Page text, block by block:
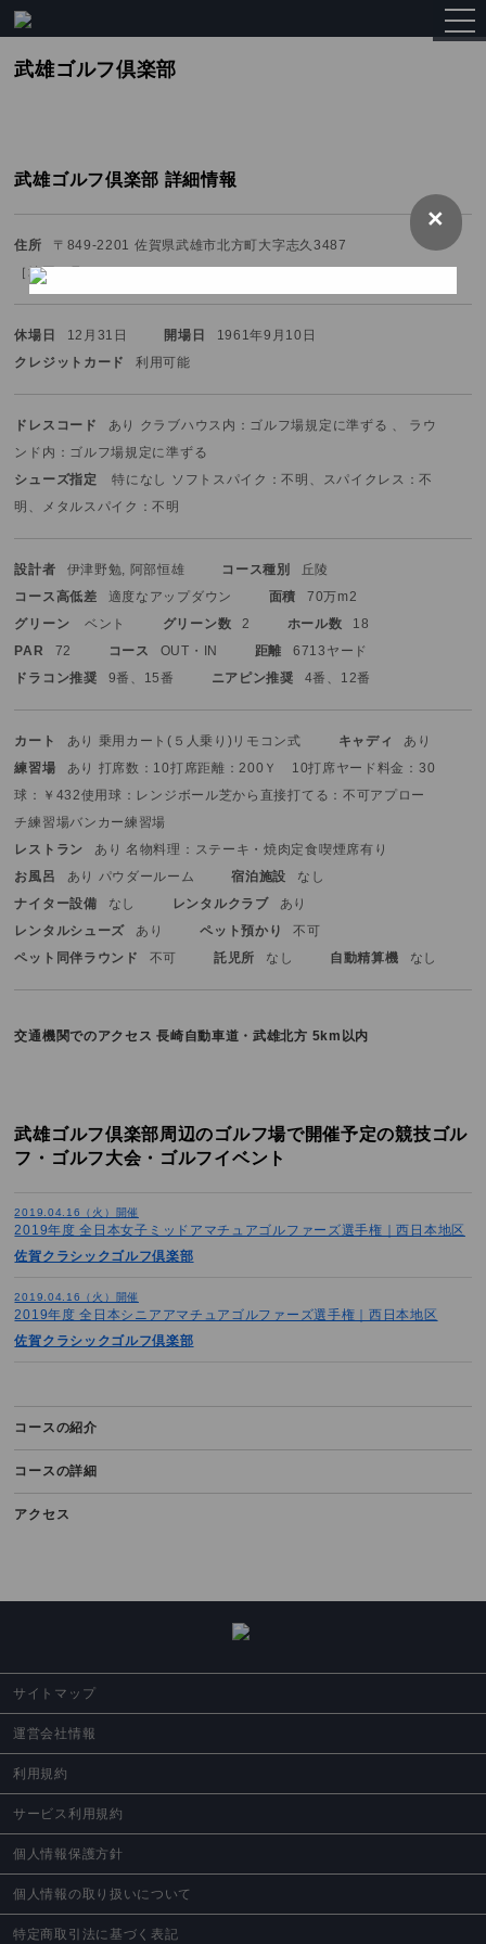
×
武雄ゴルフ倶楽部
武雄ゴルフ倶楽部 詳細情報
住所
〒849-2201 佐賀県武雄市北方町大字志久3487
［地図を見る
休場日 12月31日 開場日
1961年9月10日
クレジットカード
利用可能
ドレスコード
あり クラブハウス内：ゴルフ場規定に準ずる 、 ラウ
ンド内：ゴルフ場規定に準ずる
シューズ指定
特になし ソフトスパイク：不明、スパイクレス：不
明、メタルスパイク：不明
設計者 伊津野勉, 阿部恒雄 コース種別
丘陵
コース高低差
適度なアップダウン 面積
70万m2
グリーン
ベント グリーン数 2 ホール数
18
PAR
72 コース OUT・IN 距離
6713ヤード
ドラコン推奨
9番、15番 ニアピン推奨 4番、12番
カート あり 乗用カート(５人乗り) リモコン式 キャディ
あり
練習場
あり 打席数：10打席距離：200Ｙ 10打席ヤード 料金：30
球：￥432使用球：レンジボール芝から直接打てる：不可アプロー
チ練習場バンカー練習場
レストラン
あり 名物料理：ステーキ・焼肉定食喫煙席有り
お風呂
あり パウダールーム 宿泊施設
なし
ナイター設備
なし レンタルクラブ
あり
レンタルシューズ
あり ペット預かり
不可
ペット同伴ラウンド
不可 託児所 なし 自動精算機 なし
交通機関でのアクセス長崎自動車道・武雄北方 5km以内
武雄ゴルフ倶楽部周辺のゴルフ場で開催予定の競技ゴル
フ・ゴルフ大会・ゴルフイベント
2019.04.16（火）開催
2019年度 全日本女子ミッドアマチュアゴルファーズ選手権｜西日本地区
佐賀クラシックゴルフ倶楽部
2019.04.16（火）開催
2019年度 全日本シニアアマチュアゴルファーズ選手権｜西日本地区
佐賀クラシックゴルフ倶楽部
コースの紹介
コースの詳細
アクセス
サイトマップ
運営会社情報
利用規約
サービス利用規約
個人情報保護方針
個人情報の取り扱いについて
特定商取引法に基づく表記